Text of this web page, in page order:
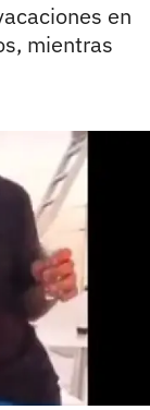
en
mientras